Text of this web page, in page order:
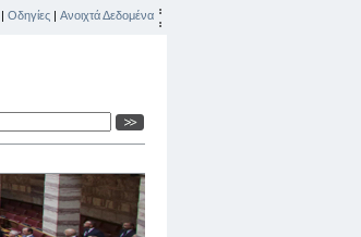
| Οδηγίες | Ανοιχτά Δεδομένα